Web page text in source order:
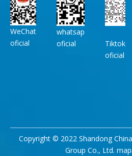
WeChat
oficial
whatsap
oficial
Tiktok
oficial
Copyright © 2022 Shandong
Group Co., Ltd.